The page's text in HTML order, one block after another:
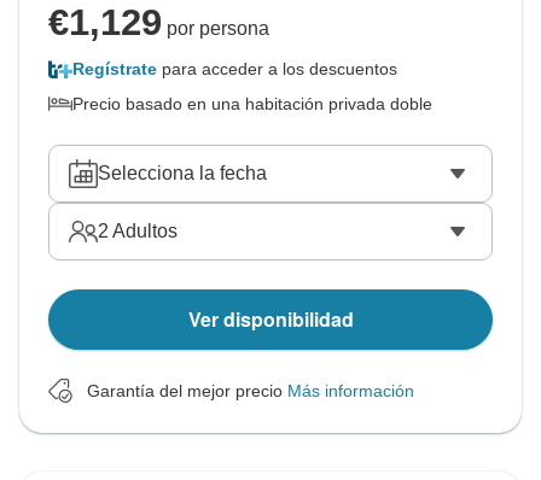
€1,129 por persona
Regístrate para acceder a los descuentos
Precio basado en una habitación privada doble
Selecciona la fecha
2 Adultos
Ver disponibilidad
Garantía del mejor precio Más información